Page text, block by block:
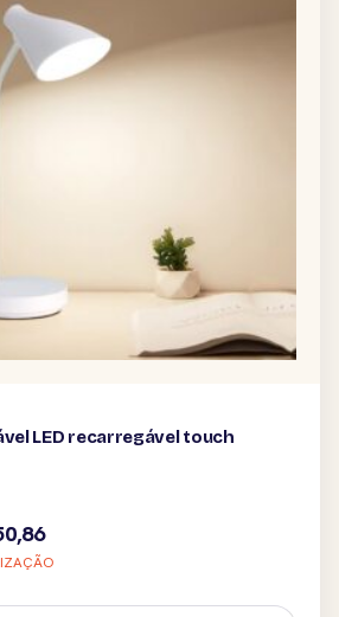
LED recarregável touch